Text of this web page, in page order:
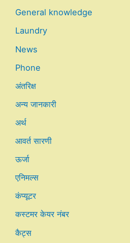
General knowledge
Laundry
News
Phone
अंतरिक्ष
अन्य जानकारी
अर्थ
आवर्त सारणी
ऊर्जा
एनिमल्स
कंप्यूटर
कस्टमर केयर नंबर
कैट्स